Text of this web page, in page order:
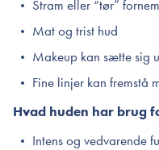
Stram eller “tør”
Mat og trist hud
Makeup kan sætte sig
Fine linjer kan fremstå
Hvad huden har brug
Intens og vedvarende